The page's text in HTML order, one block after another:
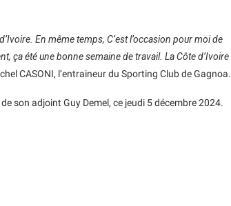
En même temps, C’est l’occasion pour moi de
ça été une bonne semaine de travail. La Côte d’Ivoire
CASONI, l’entraineur du Sporting Club de Gagnoa.
son adjoint Guy Demel, ce jeudi 5 décembre 2024.